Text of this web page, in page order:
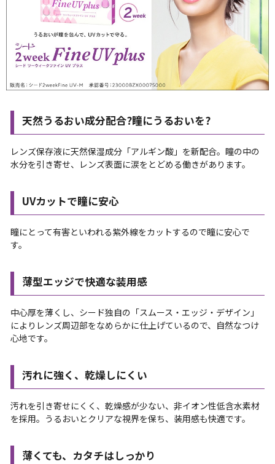
天然うるおい成分配合?瞳にうるおいを?
レンズ保存液に天然保湿成分「アルギン酸」を新配合。瞳の中の
水分を引き寄せ、レンズ表面に涙をとどめる働きがあります。
UVカットで瞳に安心
瞳にとって有害といわれる紫外線をカットするので瞳に安心で
す。
薄型エッジで快適な装用感
中心厚を薄くし、シード独自の「スムース・エッジ・デザイン」
によりレンズ周辺部をなめらかに仕上げているので、自然なつけ
心地です。
汚れに強く、乾燥しにくい
汚れを引き寄せにくく、乾燥感が少ない、非イオン性低含水素材
を採用。うるおいとクリアな視界を保ち、装用感も快適です。
薄くても、カタチはしっかり